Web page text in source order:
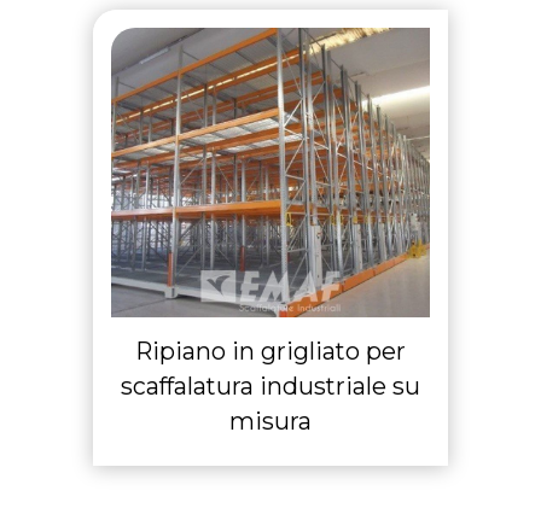
Ripiano in grigliato per
scaffalatura industriale su
misura